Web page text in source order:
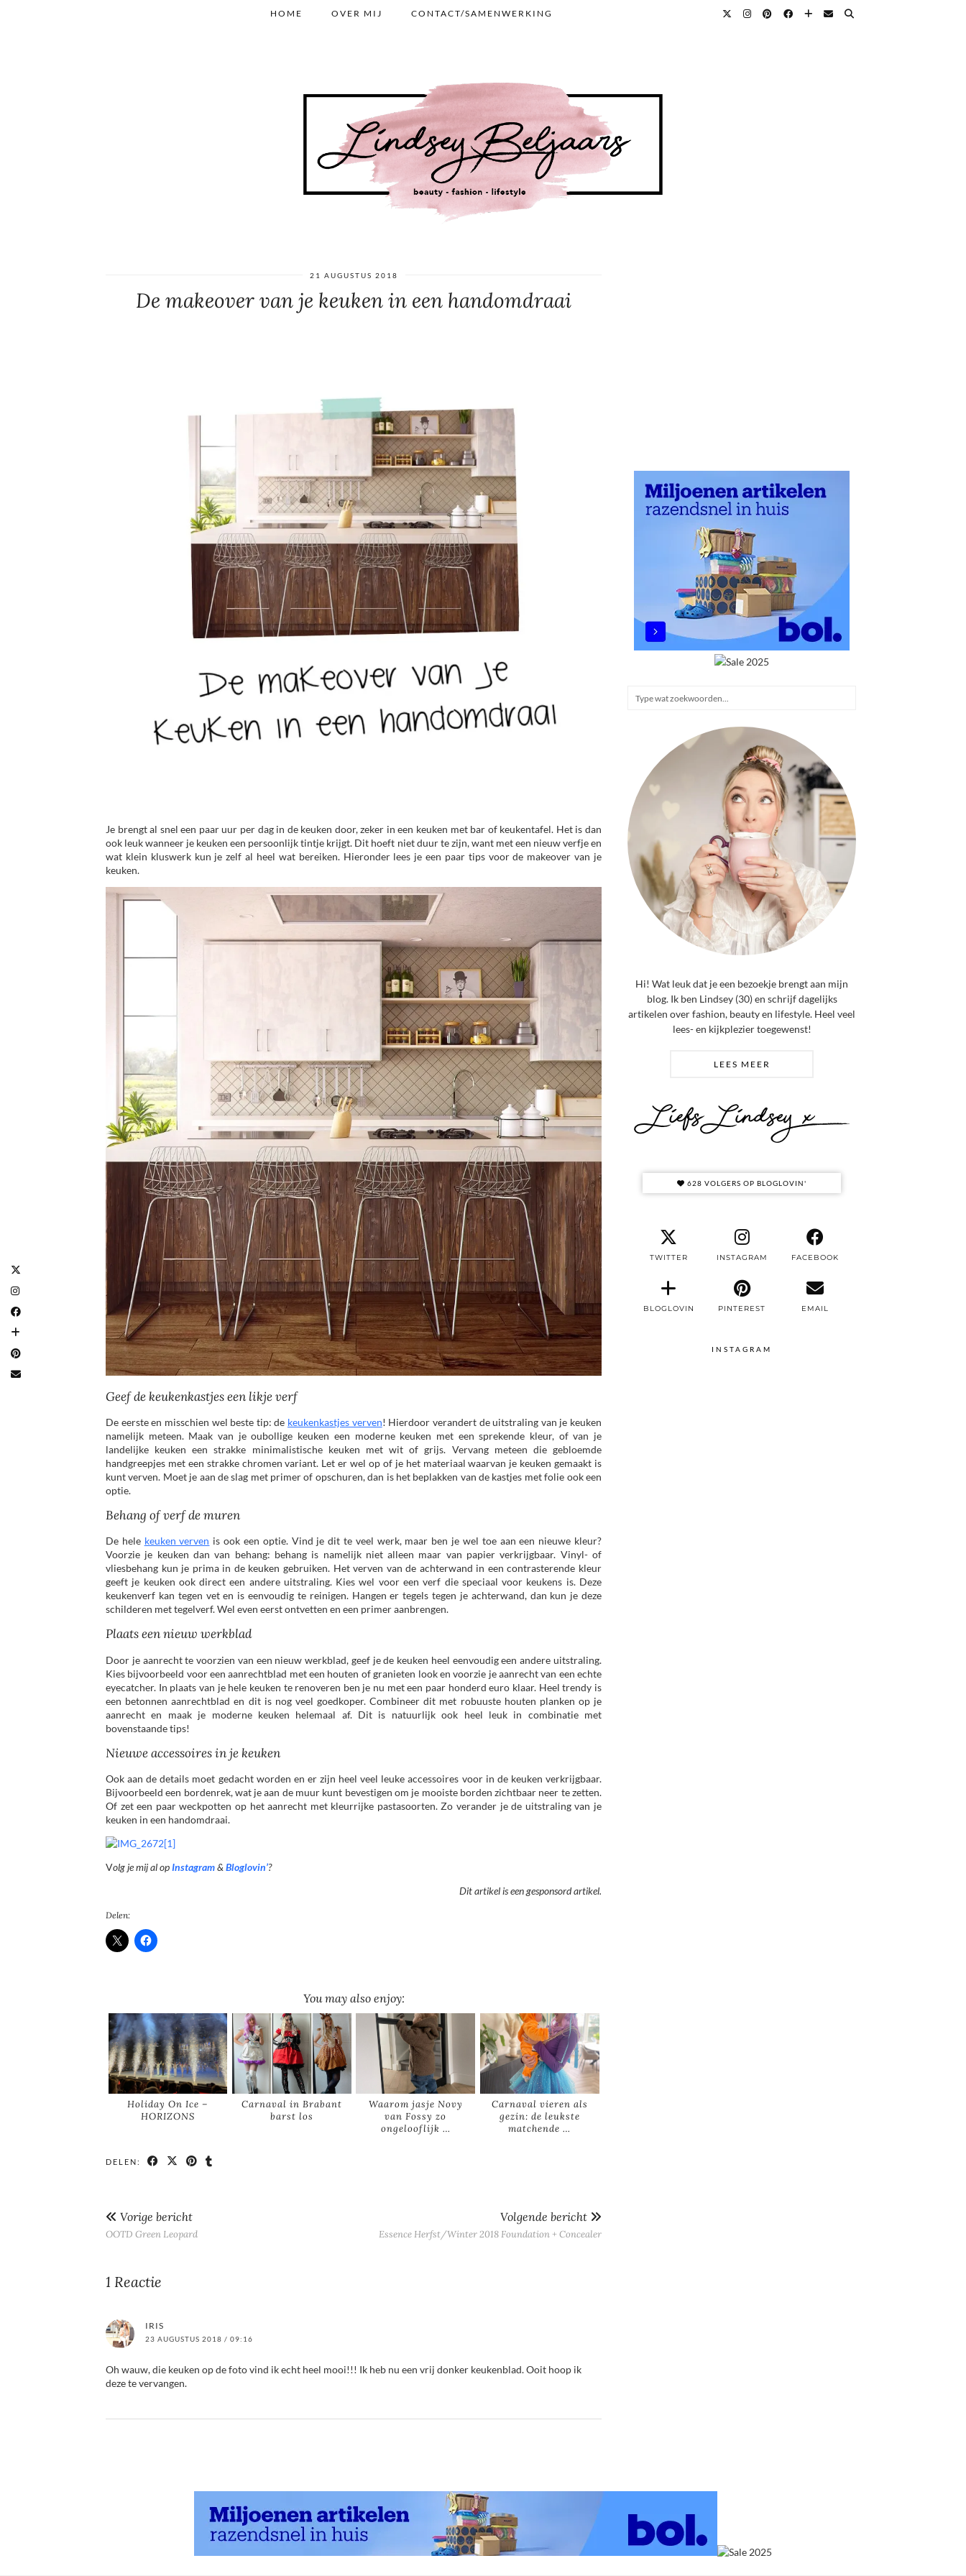
HOME OVER MIJ CONTACT/SAMENWERKING
21 AUGUSTUS 2018
De makeover van je keuken in een handomdraai
Je brengt al snel een paar uur per dag in de keuken door, zeker in een keuken met bar of keukentafel. Het is dan
ook leuk wanneer je keuken een persoonlijk tintje krijgt. Dit hoeft niet duur te zijn, want met een nieuw verfje en
wat klein kluswerk kun je zelf al heel wat bereiken. Hieronder lees je een paar tips voor de makeover van je
keuken.
Geef de keukenkastjes een likje verf
De eerste en misschien wel beste tip: de keukenkastjes verven! Hierdoor verandert de uitstraling van je keuken
namelijk meteen. Maak van je oubollige keuken een moderne keuken met een sprekende kleur, of van je
landelijke keuken een strakke minimalistische keuken met wit of grijs. Vervang meteen die gebloemde
handgreepjes met een strakke chromen variant. Let er wel op of je het materiaal waarvan je keuken gemaakt is
kunt verven. Moet je aan de slag met primer of opschuren, dan is het beplakken van de kastjes met folie ook een
optie.
Behang of verf de muren
De hele keuken verven is ook een optie. Vind je dit te veel werk, maar ben je wel toe aan een nieuwe kleur?
Voorzie je keuken dan van behang: behang is namelijk niet alleen maar van papier verkrijgbaar. Vinyl- of
vliesbehang kun je prima in de keuken gebruiken. Het verven van de achterwand in een contrasterende kleur
geeft je keuken ook direct een andere uitstraling. Kies wel voor een verf die speciaal voor keukens is. Deze
keukenverf kan tegen vet en is eenvoudig te reinigen. Hangen er tegels tegen je achterwand, dan kun je deze
schilderen met tegelverf. Wel even eerst ontvetten en een primer aanbrengen.
Plaats een nieuw werkblad
Door je aanrecht te voorzien van een nieuw werkblad, geef je de keuken heel eenvoudig een andere uitstraling.
Kies bijvoorbeeld voor een aanrechtblad met een houten of granieten look en voorzie je aanrecht van een echte
eyecatcher. In plaats van je hele keuken te renoveren ben je nu met een paar honderd euro klaar. Heel trendy is
een betonnen aanrechtblad en dit is nog veel goedkoper. Combineer dit met robuuste houten planken op je
aanrecht en maak je moderne keuken helemaal af. Dit is natuurlijk ook heel leuk in combinatie met
bovenstaande tips!
Nieuwe accessoires in je keuken
Ook aan de details moet gedacht worden en er zijn heel veel leuke accessoires voor in de keuken verkrijgbaar.
Bijvoorbeeld een bordenrek, wat je aan de muur kunt bevestigen om je mooiste borden zichtbaar neer te zetten.
Of zet een paar weckpotten op het aanrecht met kleurrijke pastasoorten. Zo verander je de uitstraling van je
keuken in een handomdraai.
Volg je mij al opInstagram& Bloglovin’?
Dit artikel is een gesponsord artikel.
Delen:
You may also enjoy:
Holiday On Ice –
HORIZONS
Carnaval in Brabant
barst los
Waarom jasje Novy
van Fossy zo
ongelooflijk …
Carnaval vieren als
gezin: de leukste
matchende …
DELEN:
Vorige bericht
OOTD Green Leopard
Volgende bericht
Essence Herfst/Winter 2018 Foundation + Concealer
1 Reactie
IRIS
23 AUGUSTUS 2018 / 09:16
Oh wauw, die keuken op de foto vind ik echt heel mooi!!! Ik heb nu een vrij donker keukenblad. Ooit hoop ik
deze te vervangen.
Hi! Wat leuk dat je een bezoekje brengt aan mijn
blog. Ik ben Lindsey (30) en schrijf dagelijks
artikelen over fashion, beauty en lifestyle. Heel veel
lees- en kijkplezier toegewenst!
LEES MEER
628 VOLGERS OP BLOGLOVIN'
TWITTER INSTAGRAM FACEBOOK
BLOGLOVIN PINTEREST EMAIL
INSTAGRAM